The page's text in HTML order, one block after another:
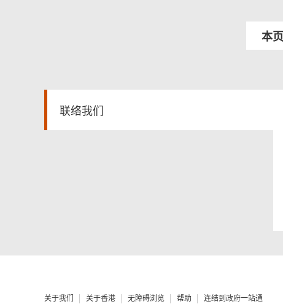
本
联络我们
关于我们 关于香港 无障碍浏览 帮助 连结到政府一站通